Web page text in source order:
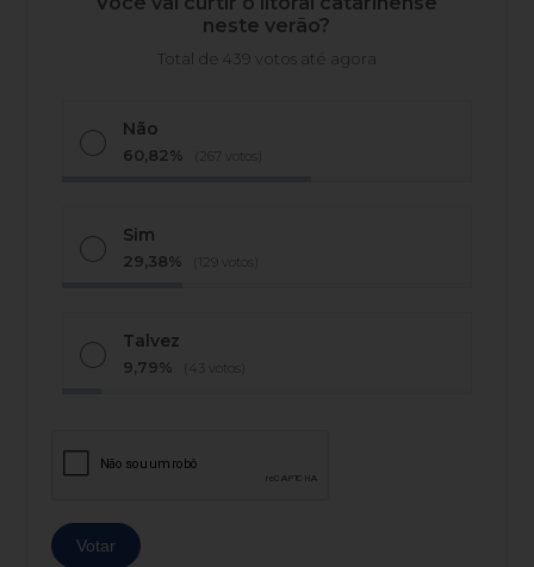
neste verão?
Total de 439 votos até agora
Não
60,82% (267 votos)
Sim
29,38% (129 votos)
Talvez
9,79% (43 votos)